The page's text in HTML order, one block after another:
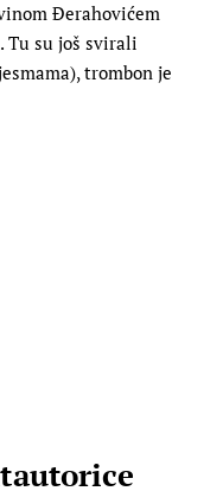
Đerahovićem
Tu su još svirali
trombon je